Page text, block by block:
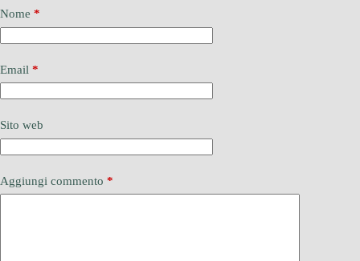
Nome *
Email *
Sito web
Aggiungi commento *